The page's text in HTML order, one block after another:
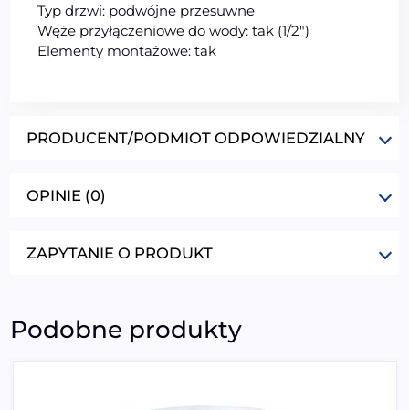
Typ drzwi: podwójne przesuwne
Węże przyłączeniowe do wody: tak (1/2″)
Elementy montażowe: tak
PRODUCENT/PODMIOT ODPOWIEDZIALNY
OPINIE (0)
ZAPYTANIE O PRODUKT
Podobne produkty